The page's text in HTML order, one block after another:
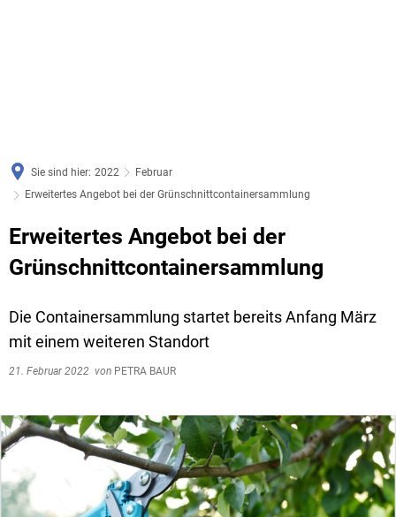
Sie sind hier: 2022
Februar
Erweitertes Angebot bei der Grünschnittcontainersammlung
Erweitertes Angebot bei der
Grünschnittcontainersammlung
Die Containersammlung startet bereits Anfang März
mit einem weiteren Standort
21. Februar 2022 von PETRA BAUR